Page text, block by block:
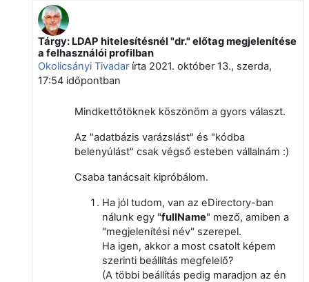
Válasz erre: Nagy Gábor Zsolt
Tárgy: LDAP hitelesítésnél "dr." előtag megjelenítése
a felhasználói profilban
Okolicsányi Tivadarírta 2021. október 13., szerda,
17:54időpontban
Mindkettőtöknek köszönöm a gyors választ.
Az "adatbázis varázslást" és "kódba
belenyúlást" csak végső esteben vállalnám :)
Csaba tanácsait kipróbálom.
Ha jól tudom, van az eDirectory-ban
nálunk egy "fullName" mező, amiben a
"megjelenítési név" szerepel.
Ha igen, akkor a most csatolt képem
szerinti beállítás megfelelő?
(A többi beállítás pedig maradjon az én